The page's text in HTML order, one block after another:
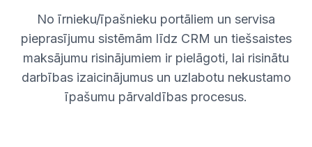
No īrnieku/īpašnieku portāliem un servisa
pieprasījumu sistēmām līdz CRM un tiešsaistes
maksājumu risinājumiem ir pielāgoti, lai risinātu
darbības izaicinājumus un uzlabotu nekustamo
īpašumu pārvaldības procesus.